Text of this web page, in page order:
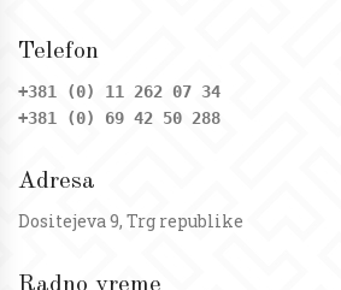
Telefon
+381 (0) 11 262 07 34
+381 (0) 69 42 50 288
Adresa
Dositejeva 9, Trg republike
Radno vreme